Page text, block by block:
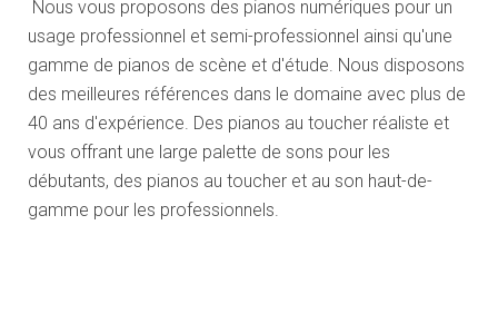
Nous vous proposons des pianos numériques pour un
usage professionnel et semi-professionnel ainsi qu'une
gamme de pianos de scène et d'étude. Nous disposons
des meilleures références dans le domaine avec plus de
40 ans d'expérience. Des pianos au toucher réaliste et
vous offrant une large palette de sons pour les
débutants, des pianos au toucher et au son haut-de-
gamme pour les professionnels.